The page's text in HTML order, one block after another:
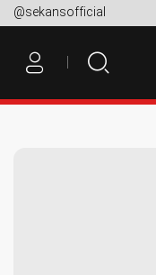
@sekansofficial